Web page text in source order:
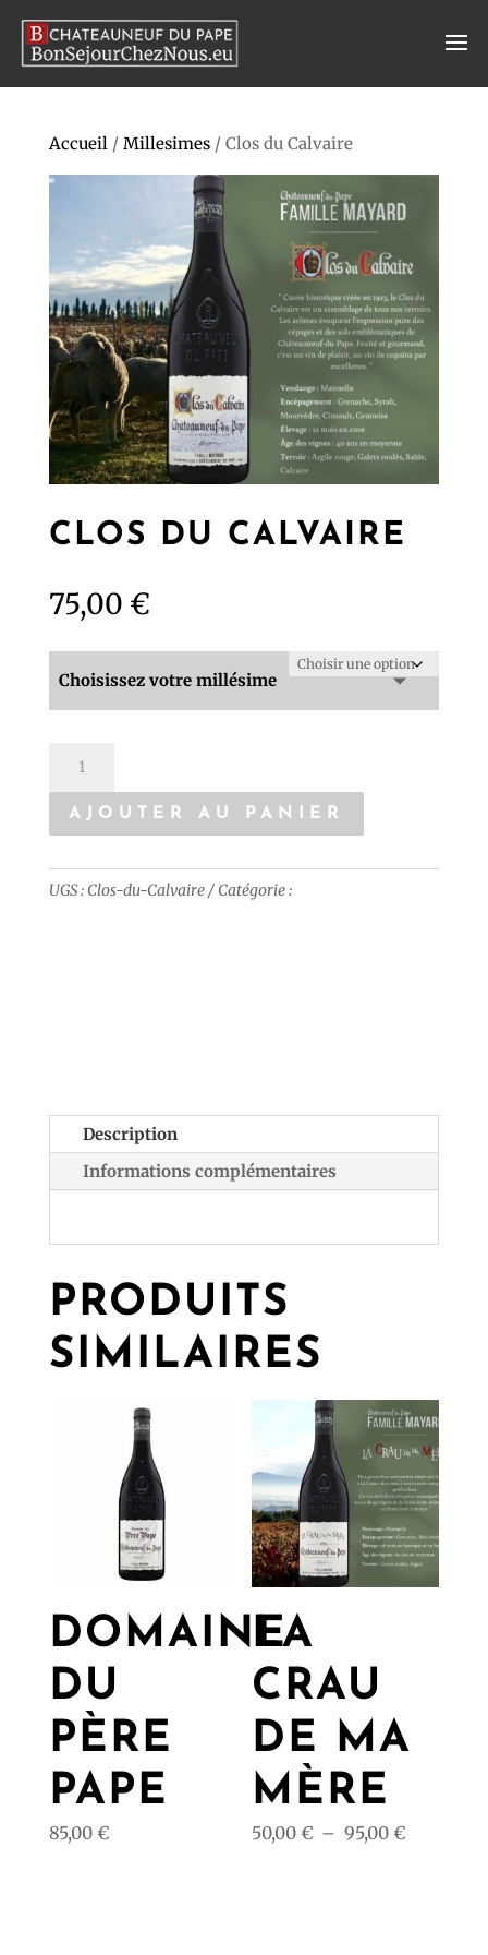
Accueil/ Millesimes/ Clos du Calvaire
CLOS DU CALVAIRE
75,00 €
Choisissez votre millésime
quantité
Clos
Calvaire
AJOUTER AU PANIER
UGS : Clos-du-Calvaire Catégorie :
Description
Informations complémentaires
PRODUITS
SIMILAIRES
DOMAINE
DU
PÈRE
PAPE
85,00 €
LA
CRAU
DE MA
MÈRE
50,00€ – 95,00€Plage